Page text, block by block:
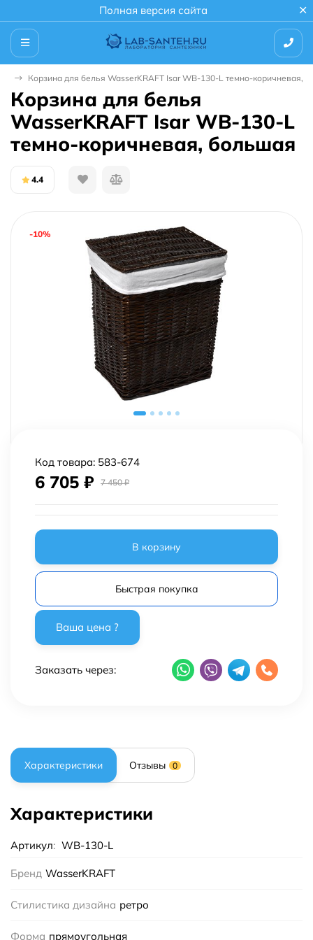
Полная версия сайта
Корзина для белья WasserKRAFT Isar WB-130-L темно-коричневая,
Корзина для белья
WasserKRAFT Isar WB-130-L
темно-коричневая, большая
4.4
-10%
Код товара: 583-674
6 705 ₽ 7 450₽
В корзину
Быстрая покупка
Заказать через:
Характеристики Отзывы 0
Характеристики
Артикул: WB-130-L
Бренд WasserKRAFT
Стилистика дизайна ретро
Форма прямоугольная